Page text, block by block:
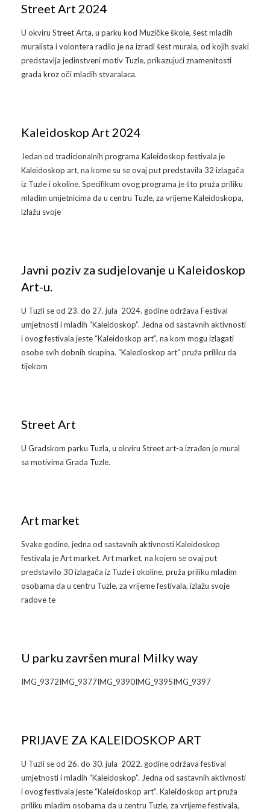
Street Art 2024
U okviru Street Arta, u parku kod Muzičke škole, šest mladih
muralista i volontera radilo je na izradi šest murala, od kojih svaki
predstavlja jedinstveni motiv Tuzle, prikazujući znamenitosti
grada kroz oči mladih stvaralaca.
Kaleidoskop Art 2024
Jedan od tradicionalnih programa Kaleidoskop festivala je
Kaleidoskop art, na kome su se ovaj put predstavila 32 izlagača
iz Tuzle i okoline. Specifikum ovog programa je što pruža priliku
mladim umjetnicima da u centru Tuzle, za vrijeme Kaleidoskopa,
izlažu svoje
Javni poziv za sudjelovanje u Kaleidoskop
Art-u.
U Tuzli se od 23. do 27. jula 2024. godine održava Festival
umjetnosti i mladih “Kaleidoskop”. Jedna od sastavnih aktivnosti
i ovog festivala jeste “Kaleidoskop art”, na kom mogu izlagati
osobe svih dobnih skupina. “Kaledioskop art” pruža priliku da
tijekom
Street Art
U Gradskom parku Tuzla, u okviru Street art-a izrađen je mural
sa motivima Grada Tuzle.
Art market
Svake godine, jedna od sastavnih aktivnosti Kaleidoskop
festivala je Art market. Art market, na kojem se ovaj put
predstavilo 30 izlagača iz Tuzle i okoline, pruža priliku mladim
osobama da u centru Tuzle, za vrijeme festivala, izlažu svoje
radove te
U parku završen mural Milky way
IMG_9372IMG_9377IMG_9390IMG_9395IMG_9397
PRIJAVE ZA KALEIDOSKOP ART
U Tuzli se od 26. do 30. jula 2022. godine održava festival
umjetnosti i mladih “Kaleidoskop”. Jedna od sastavnih aktivnosti
i ovog festivala jeste “Kaleidoskop art”. Kaleidoskop art pruža
priliku mladim osobama da u centru Tuzle, za vrijeme festivala,